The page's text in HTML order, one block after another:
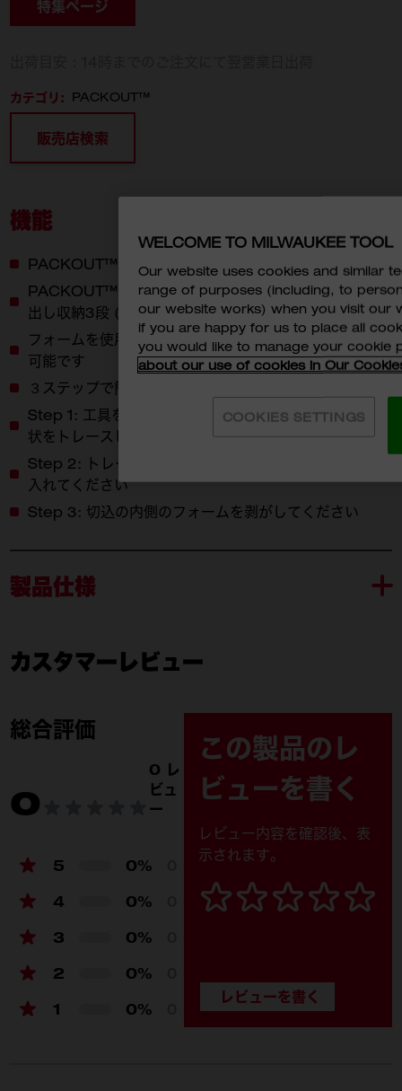
特集ページ
カテゴリ: PACKOUT™
販売店検索
機能
PACKOUT™ 引き出し収納を簡単にカスタマイズ
PACKOUT™ 引き出し収納2段 (48-22-8442)、引き
出し収納3段 (48-22-8443)、専用のフォーム
フォームを使用することでより安心安全に工具の収納が
可能です
３ステップで簡単にフォームの加工ができます
Step 1: 工具をフォームの上に置いてマーカーなどで形
状をトレースしてください
Step 2: トレースに沿って必要な深でフォームに切込を
入れてください
Step 3: 切込の内側のフォームを剥がしてください
製品仕様
付属品
48-22-8452 (1)
カスタマーレビュー
総合評価
0
0 レ
ビュ
ー
5 0%
4 0%
3 0%
2 0%
1 0%
この製品のレ
ビューを書く
レビュー内容を確認後、表
示されます。
WELCOME TO MILWAUKEE TOOL
Our website uses cookies and similar
range of purposes (including, to
our website works) when you visit our
if you are happy for us to place all
you would like to manage your cookie
about our use of cookies in Our
COOKIES SETTINGS